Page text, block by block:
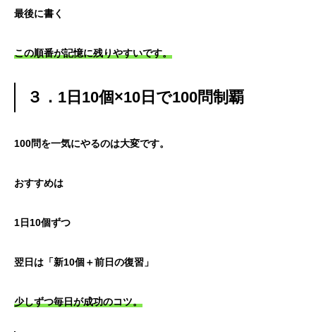
最後に書く
この順番が記憶に残りやすいです。
３．1日10個×10日で100問制覇
100問を一気にやるのは大変です。
おすすめは
1日10個ずつ
翌日は「新10個＋前日の復習」
少しずつ毎日が成功のコツ。